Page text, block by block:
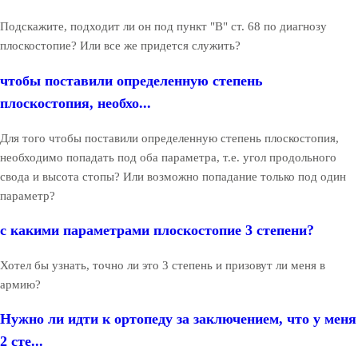
Подскажите, подходит ли он под пункт "В" ст. 68 по диагнозу
плоскостопие? Или все же придется служить?
чтобы поставили определенную степень
плоскостопия, необхо...
Для того чтобы поставили определенную степень плоскостопия,
необходимо попадать под оба параметра, т.е. угол продольного
свода и высота стопы? Или возможно попадание только под один
параметр?
с какими параметрами плоскостопие 3 степени?
Хотел бы узнать, точно ли это 3 степень и призовут ли меня в
армию?
Нужно ли идти к ортопеду за заключением, что у меня
2 сте...